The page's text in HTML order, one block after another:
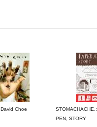
Choe
PEN, STORY